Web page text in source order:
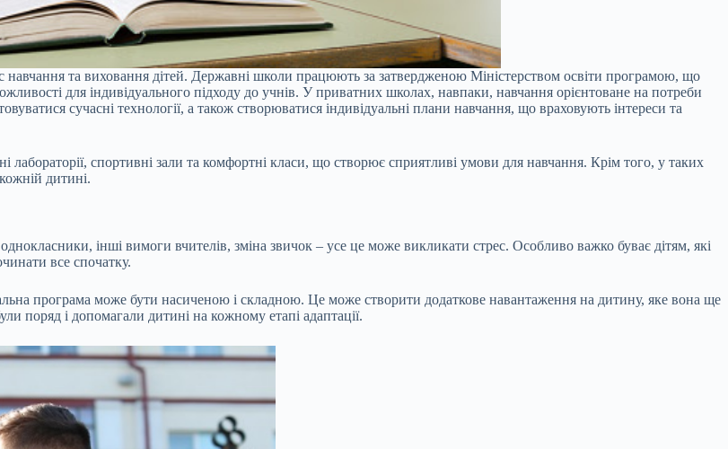
навчання та виховання дітей. Державні школи працюють за затвердженою Міністерством освіти програмою, що
для індивідуального підходу до учнів. У приватних школах, навпаки, навчання орієнтоване на потреби
сучасні технології, а також створюватися індивідуальні плани навчання, що враховують інтереси та
лабораторії, спортивні зали та комфортні класи, що створює сприятливі умови для навчання. Крім того, у таких
дитині.
інші вимоги вчителів, зміна звичок – усе це може викликати стрес. Особливо важко буває дітям, які
все спочатку.
програма може бути насиченою і складною. Це може створити додаткове навантаження на дитину, яке вона ще
поряд і допомагали дитині на кожному етапі адаптації.